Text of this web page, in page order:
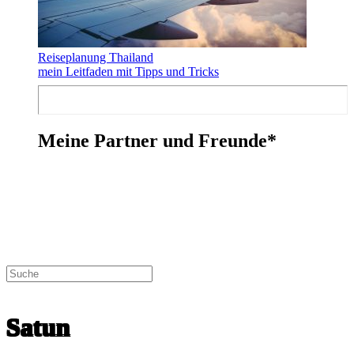
Reiseplanung Thailand
mein Leitfaden mit Tipps und Tricks
Meine Partner und Freunde*
Satun